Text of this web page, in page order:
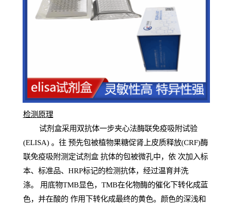
检测原理
试剂盒采用双抗体一步夹心法酶联免疫吸附试验
(ELISA) 。往 预先包被植物果糖促肾上皮质释放(CRF)酶
联免疫吸附测定试剂盒抗体的包被微孔中，依 次加入标
本、标准品、 HRP标记的检测抗体，经过温育并洗
涤。 用底物TMB显色， TMB在化物酶的催化下转化成蓝
色，并在酸的 作用下转化成最终的黄色。颜色的深浅和